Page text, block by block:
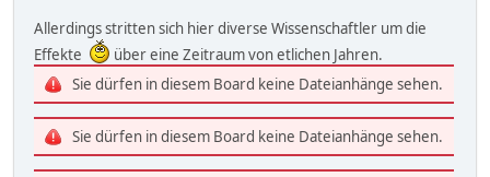
Allerdings stritten sich hier diverse Wissenschaftler um die
Effekte
über eine Zeitraum von etlichen Jahren.
Sie dürfen in diesem Board keine Dateianhänge sehen.
Sie dürfen in diesem Board keine Dateianhänge sehen.